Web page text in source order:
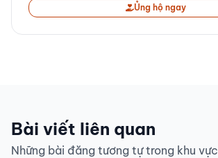
Ủng hộ ngay
Bài viết liên quan
Những bài đăng tương tự trong khu vực